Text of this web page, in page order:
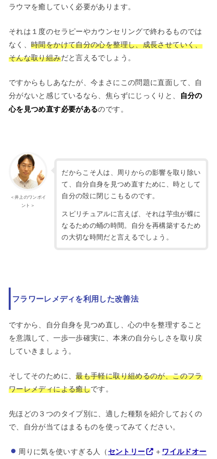
ラウマを癒していく必要があります。
それは１度のセラピーやカウンセリングで終わるものでは
なく、時間をかけて自分の心を整理し、成長させていく、
そんな取り組みだと言えるでしょう。
ですからもしあなたが、今まさにこの問題に直面して、自
分がないと感じているなら、焦らずにじっくりと、
自分の
心を見つめ直す必要があるのです。
＜井上のワンポイ
ント＞
だからこそ人は、周りからの影響を取り除い
て、自分自身を見つめ直すために、時として
自分の殻に閉じこもるのです。
スピリチュアルに言えば、それは芋虫が蝶に
なるための蛹の時間。自分を再構築するため
の大切な時間だと言えるでしょう。
フラワーレメディを利用した改善法
ですから、自分自身を見つめ直し、心の中を整理すること
を意識して、一歩一歩確実に、本来の自分らしさを取り戻
していきましょう。
そしてそのために、最も手軽に取り組めるのが、このフラ
ワーレメディによる癒しです。
先ほどの３つのタイプ別に、適した種類を紹介しておくの
で、自分が当てはまるものを使ってみてください。
周りに気を使いすぎる人（セントリー ＋ ワイルドオー